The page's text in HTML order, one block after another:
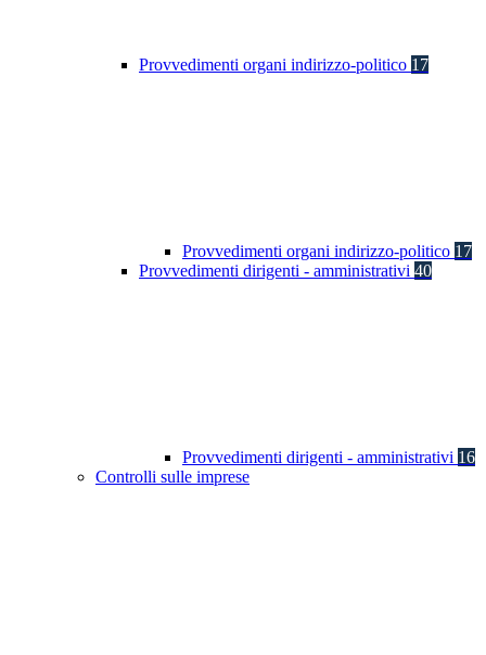
Provvedimenti organi indirizzo-politico 17
Provvedimenti organi indirizzo-politico 17
Provvedimenti dirigenti - amministrativi 40
Provvedimenti dirigenti - amministrativi 16
Controlli sulle imprese